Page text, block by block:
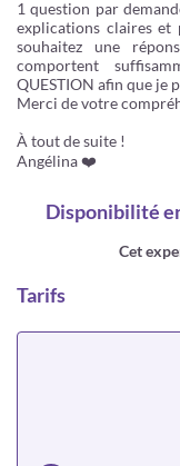
1 question par
explications claires et
souhaitez une
comportent
QUESTION afin que je
Merci de votre
À tout de suite !
Angélina ❤️
Disponibilité
Cet
Tarifs